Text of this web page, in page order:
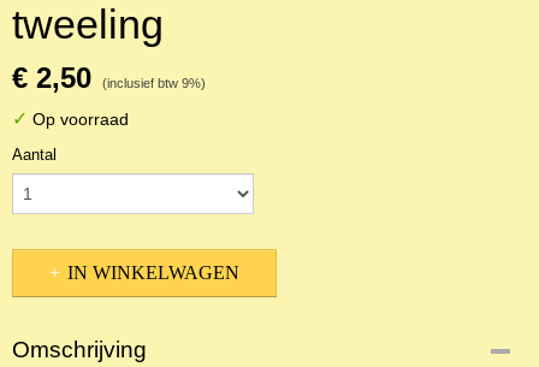
tweeling
€ 2,50 (inclusief btw 9%)
✓ Op voorraad
Aantal
IN WINKELWAGEN
Omschrijving